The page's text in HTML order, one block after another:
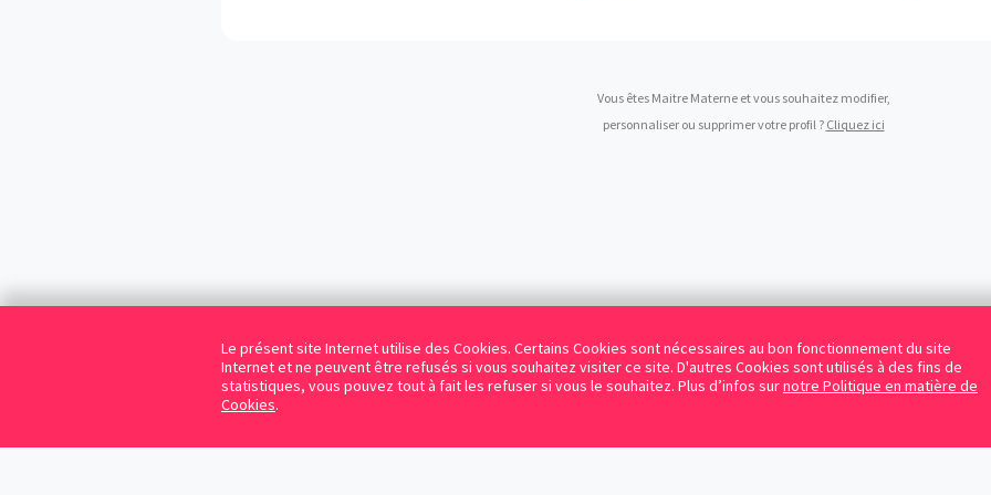
Le présent site Internet utilise des Cookies. Certains Cookies sont nécessaires au bon fonctionnement du site
Internet et ne peuvent être refusés si vous souhaitez visiter ce site. D'autres Cookies sont utilisés à des fins de
statistiques, vous pouvez tout à fait les refuser si vous le souhaitez. Plus d’infos surnotre Politique en matière de
Cookies.
Vous êtes Maitre Materne et vous souhaitez modifier,
personnaliser ou supprimer votre profil ? Cliquez ici